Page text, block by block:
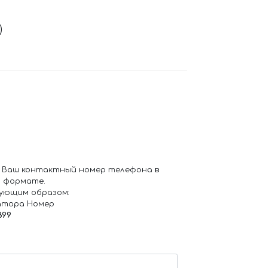
контактный номер телефона в
формате.
образом:
Номер